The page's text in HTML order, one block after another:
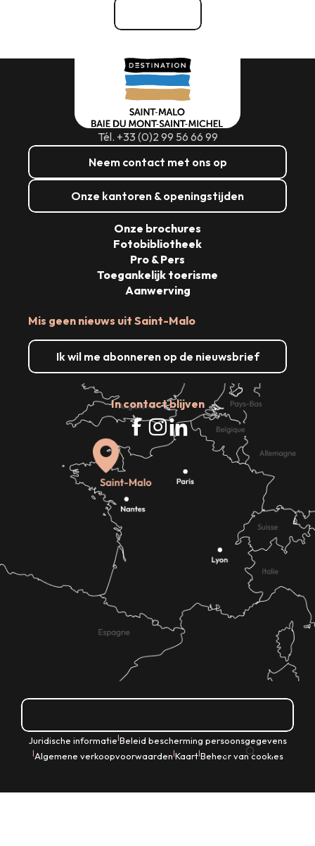
NL
Tél. +33 (0)2 99 56 66 99
Neem contact met ons op
Onze kantoren & openingstijden
Mis geen nieuws uit Saint-Malo
Ik wil me abonneren op de nieuwsbrief
In contact blijven
Onze brochures
Fotobibliotheek
Pro & Pers
Toegankelijk toerisme
Aanwerving
Juridische informatie|Beleid bescherming persoonsgegevens
|Algemene verkoopvoorwaarden|Kaart|Beheer van cookies